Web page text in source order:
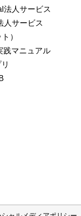
法人サービス
人サービス
）
践マニュアル